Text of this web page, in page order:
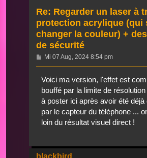
Re: Regarder un laser à
protection acrylique (qui
changer la couleur) +
de sécurité
Beitrag
Mi 07 Aug, 2024 8:54 pm
Voici ma version, l'effet est
bouffé par la limite de
à poster ici après avoir été déjà
par le capteur du téléphone ...
loin du résultat visuel direct !